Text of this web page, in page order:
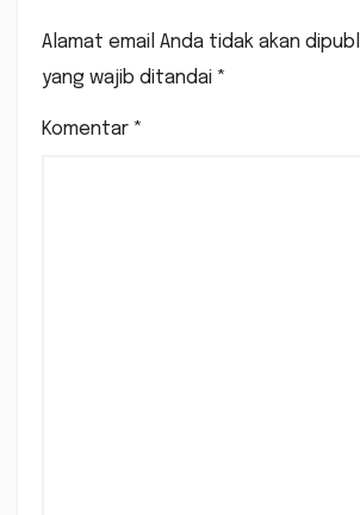
Alamat email Anda tidak akan
yang wajib ditandai *
Komentar *